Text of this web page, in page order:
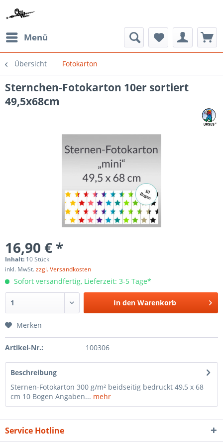
Menü
Übersicht Fotokarton
Sternchen-Fotokarton 10er sortiert
49,5x68cm
16,90 € *
Inhalt: 10 Stück
inkl. MwSt.zzgl. Versandkosten
Sofort versandfertig, Lieferzeit: 3-5 Tage*
In den Warenkorb
Merken
Artikel-Nr.: 100306
Beschreibung
Sternen-Fotokarton 300 g/m² beidseitig bedruckt 49,5 x 68
cm 10 Bogen Angaben... mehr
Service Hotline